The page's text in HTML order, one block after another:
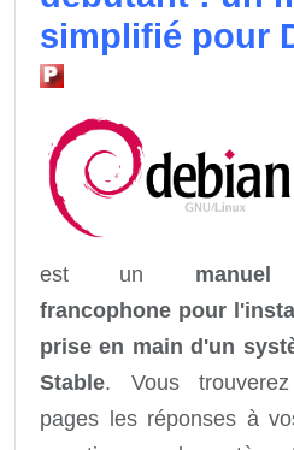
simplifié pour
est un
francophone pour
prise en main d'un
Stable. Vous
pages les réponses à